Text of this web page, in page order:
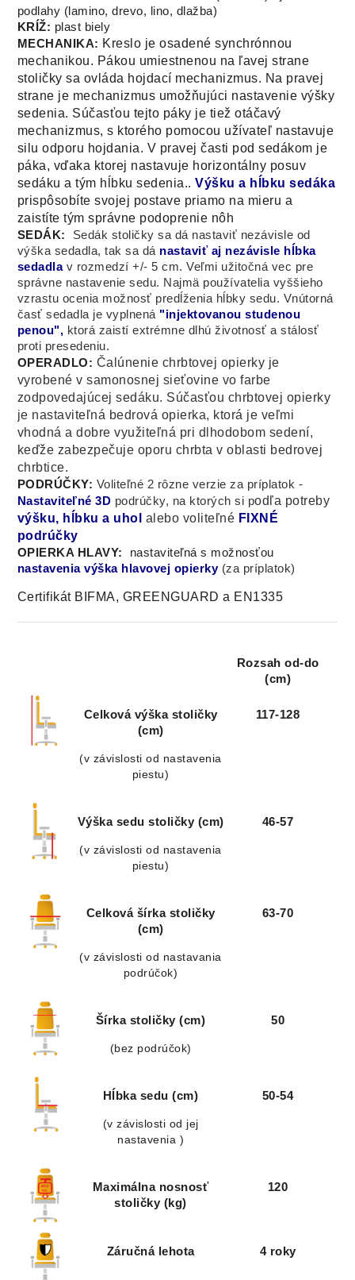
podlahy (lamino, drevo, lino, dlažba)
KRÍŽ: plast biely
MECHANIKA: Kreslo je osadené synchrónnou
mechanikou. Pákou umiestnenou na ľavej strane
stoličky sa ovláda hojdací mechanizmus. Na pravej
strane je mechanizmus umožňujúci nastavenie výšky
sedenia. Súčasťou tejto páky je tiež otáčavý
mechanizmus, s ktorého pomocou užívateľ nastavuje
silu odporu hojdania. V pravej časti pod sedákom je
páka, vďaka ktorej nastavuje horizontálny posuv
sedáku a tým hĺbku sedenia..Výšku a hĺbku sedáka
prispôsobíte svojej postave priamo na mieru a
zaistíte tým správne podoprenie nôh
SEDÁK: Sedák stoličkysa dá nastaviť nezávisle od
výška sedadla,tak sa dá nastaviťaj nezávisle hĺbka
sedadla v rozmedzí +/- 5 cm. Veľmi užitočná vec pre
správne nastavenie sedu. Najmäpoužívatelia vyššieho
vzrastu ocenia možnosť predĺženia hĺbky sedu. Vnútorná
časť sedadla je vyplnená "injektovanou studenou
penou", ktorá zaistí extrémne dlhú životnosť a stálosť
proti presedeniu.
OPERADLO: Čalúnenie chrbtovej opierky je
vyrobené v samonosnej sieťovine vo farbe
zodpovedajúcej sedáku. Súčasťou chrbtovej opierky
je nastaviteľná bedrová opierka, ktorá je veľmi
vhodná a dobre využiteľná pri dlhodobom sedení,
keďže zabezpečuje oporu chrbta v oblasti bedrovej
chrbtice.
PODRÚČKY: Voliteľné 2 rôzne verzie za príplatok -
Nastaviteľné 3D podrúčky, na ktorých si podľa potreby
výšku, hĺbku a uhol alebo voliteľné FIXNÉ
podrúčky
OPIERKA HLAVY:
nastaviteľná s možnosťou
nastavenia výška hlavovej opierky (za príplatok)
Certifikát BIFMA, GREENGUARD a EN1335
Rozsah od-do
(cm)
Celková výška stoličky
(cm)
(v závislosti od nastavenia
piestu)
117-128
Výška sedu stoličky (cm)
(v závislosti od nastavenia
piestu)
46-57
Celková šírka stoličky
(cm)
(v závislosti od nastavania
podrúčok)
63-70
Šírka stoličky (cm)
(bez podrúčok)
50
Hĺbka sedu (cm)
(v závislosti od jej
nastavenia )
50-54
Maximálna nosnosť
stoličky (kg)
120
Záručná lehota 4 roky